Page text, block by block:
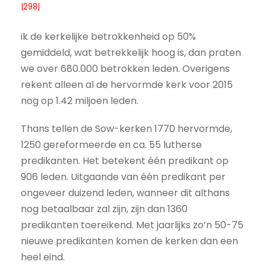
|298|
ik de kerkelijke betrokkenheid op 50%
gemiddeld, wat betrekkelijk hoog is, dan praten
we over 680.000 betrokken leden. Overigens
rekent alleen al de hervormde kerk voor 2015
nog op 1.42 miljoen leden.
Thans tellen de Sow-kerken 1770 hervormde,
1250 gereformeerde en ca. 55 lutherse
predikanten. Het betekent één predikant op
906 leden. Uitgaande van één predikant per
ongeveer duizend leden, wanneer dit althans
nog betaalbaar zal zijn, zijn dan 1360
predikanten toereikend. Met jaarlijks zo’n 50-75
nieuwe predikanten komen de kerken dan een
heel eind.